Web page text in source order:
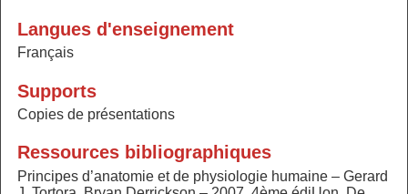
Langues d'enseignement
Français
Supports
Copies de présentations
Ressources bibliographiques
Principes d’anatomie et de physiologie humaine – Gerard